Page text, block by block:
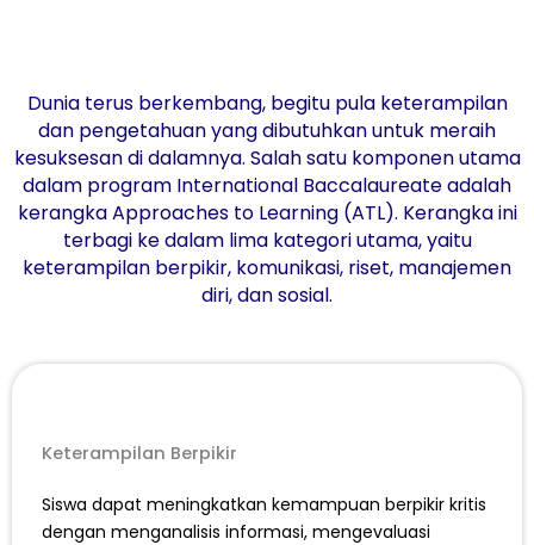
Dunia terus berkembang, begitu pula keterampilan
dan pengetahuan yang dibutuhkan untuk meraih
kesuksesan di dalamnya. Salah satu komponen utama
dalam program International Baccalaureate adalah
kerangka Approaches to Learning (ATL). Kerangka ini
terbagi ke dalam lima kategori utama, yaitu
keterampilan berpikir, komunikasi, riset, manajemen
diri, dan sosial.
Keterampilan Berpikir
Siswa dapat meningkatkan kemampuan berpikir kritis
dengan menganalisis informasi, mengevaluasi